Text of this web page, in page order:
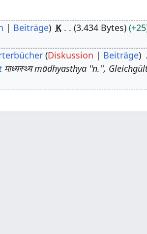
Beiträge K 3.434 Bytes +25
Diskussion Beiträge
माध्यस्थ्य mādhyasthya ''n.'',